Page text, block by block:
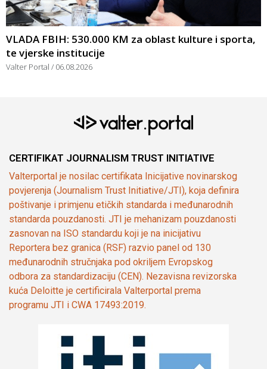
VLADA FBIH: 530.000 KM za oblast kulture i sporta,
te vjerske institucije
Valter Portal 06.08.2026
CERTIFIKAT JOURNALISM TRUST INITIATIVE
Valterportal je nosilac certifikata Inicijative novinarskog
povjerenja (Journalism Trust Initiative/JTI), koja definira
poštivanje i primjenu etičkih standarda i međunarodnih
standarda pouzdanosti. JTI je mehanizam pouzdanosti
zasnovan na ISO standardu koji je na inicijativu
Reportera bez granica (RSF) razvio panel od 130
međunarodnih stručnjaka pod okriljem Evropskog
odbora za standardizaciju (CEN). Nezavisna revizorska
kuća Deloitte je certificirala Valterportal prema
programu JTI i CWA 17493:2019.